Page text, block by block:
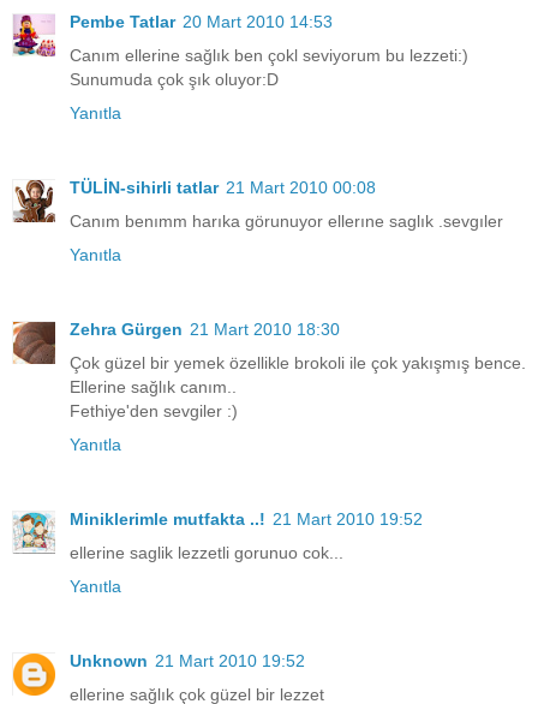
Pembe Tatlar 20 Mart 2010 14:53
Canım ellerine sağlık ben çokl seviyorum bu lezzeti:)
Sunumuda çok şık oluyor:D
Yanıtla
TÜLİN-sihirli tatlar 21 Mart 2010 00:08
Canım benımm harıka görunuyor ellerıne saglık .sevgıler
Yanıtla
Zehra Gürgen 21 Mart 2010 18:30
Çok güzel bir yemek özellikle brokoli ile çok yakışmış bence.
Ellerine sağlık canım..
Fethiye'den sevgiler :)
Yanıtla
Miniklerimle mutfakta ..! 21 Mart 2010 19:52
ellerine saglik lezzetli gorunuo cok...
Yanıtla
Unknown 21 Mart 2010 19:52
ellerine sağlık çok güzel bir lezzet